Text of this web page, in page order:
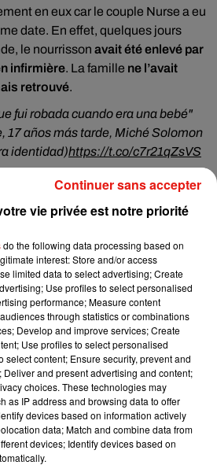
en eux car le couple Nurse a eu
date. En effet, quelques jours
le nourrisson avait été enlevé par
infirmière. La famille ne l’avait
retrouvé.
fui robada cuando era una bebé"
17 años más tarde, Miché Solomon
identidad)https://t.co/c7r21qZsVS
(@sargos66)
October 30, 2019
des assistants sociaux viennent
raconter
qu’il s’agisse d’elle.
de 17 ans ne veut pas y croire et leur
naissance en guise de preuve avant
d’un faux. Elle accepte alors de
résultats tombent :Miché était bien
maternité et donc, la soeur de
pas de sa maison pendant des
voleurs d'enfant, ont par la suite
après quelques jours, a toujours
fille était un "bébé volé". De son
a été condamnée à 10 ans de
âgée de 22 ans, lui a
vie privée est notre priorité
do the following data processing based on
interest: Store and/or access
limited data to select advertising; Create
Use profiles to select personalised
performance; Measure content
through statistics or combinations
Develop and improve services; Create
Use profiles to select personalised
select content; Ensure security, prevent and
Deliver and present advertising and content;
choices. These technologies may
as IP address and browsing data to offer
devices based on information actively
data; Match and combine data from
devices; Identify devices based on
Continuer sans accepter